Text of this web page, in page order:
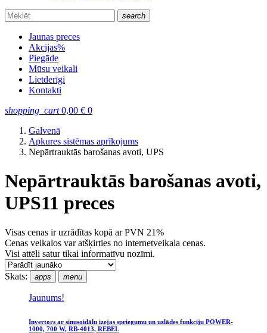
search
Jaunas preces
Akcijas%
Piegāde
Mūsu veikali
Lietderīgi
Kontakti
shopping_cart 0,00 € 0
Galvenā
Apkures sistēmas aprīkojums
Nepārtrauktās barošanas avoti, UPS
Nepārtrauktās barošanas avoti,
UPS11 preces
Visas cenas ir uzrādītas kopā ar PVN 21%
Cenas veikalos var atšķirties no internetveikala cenas.
Visi attēli satur tikai informatīvu nozīmi.
Skats: apps menu
Jaunums!
Invertors ar sinusoidālu izejas spriegumu un uzlādes funkciju POWER-
1000, 700 W, RB-4013, REBEL